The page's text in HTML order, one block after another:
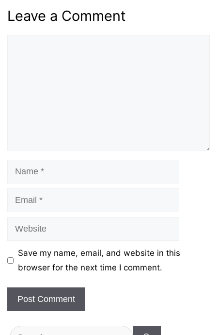
Leave a Comment
Name
Email
Website
Save my name, email, and website in this
browser for the next time I comment.
Search